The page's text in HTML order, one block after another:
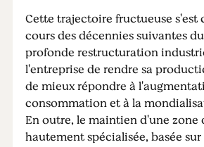
Cette trajectoire fructueuse s'est
cours des décennies suivantes
profonde restructuration
l'entreprise de rendre sa
de mieux répondre à
consommation et à la
En outre, le maintien d'une
hautement spécialisée, basée